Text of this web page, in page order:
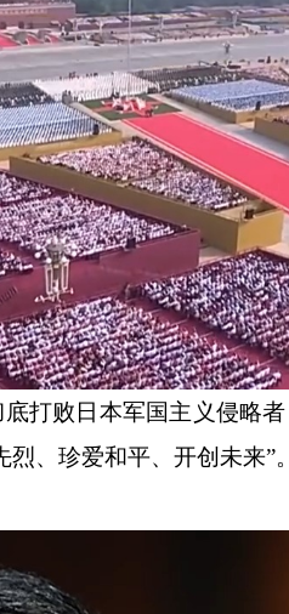
败日本军国主义侵略者
、珍爱和平、开创未来”。